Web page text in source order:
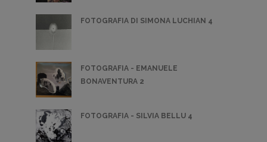
FOTOGRAFIA DI SIMONA LUCHIAN 4
FOTOGRAFIA - EMANUELE
BONAVENTURA 2
FOTOGRAFIA - SILVIA BELLU 4